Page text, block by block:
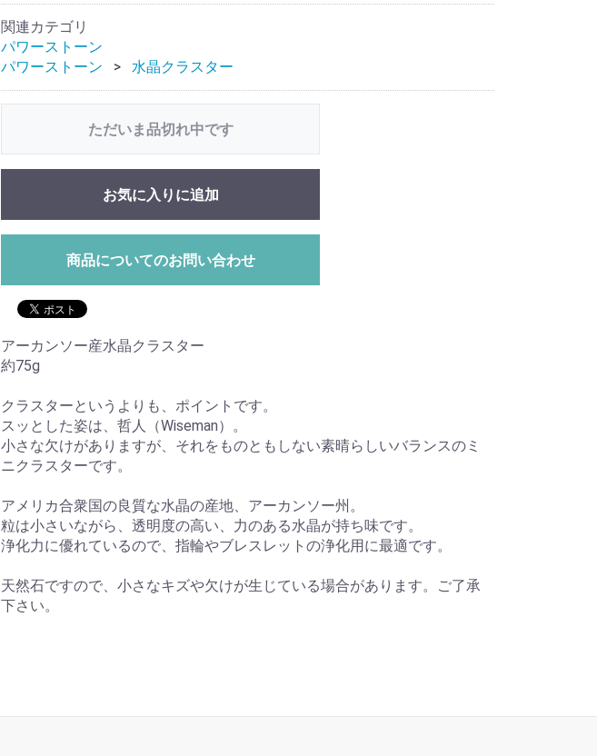
関連カテゴリ
パワーストーン
パワーストーン
水晶クラスター
ただいま品切れ中です
お気に入りに追加
商品についてのお問い合わせ
アーカンソー産水晶クラスター
約75g
クラスターというよりも、ポイントです。
スッとした姿は、哲人（Wiseman）。
小さな欠けがありますが、それをものともしない素晴らしいバランスのミ
ニクラスターです。
アメリカ合衆国の良質な水晶の産地、アーカンソー州。
粒は小さいながら、透明度の高い、力のある水晶が持ち味です。
浄化力に優れているので、指輪やブレスレットの浄化用に最適です。
天然石ですので、小さなキズや欠けが生じている場合があります。ご了承
下さい。